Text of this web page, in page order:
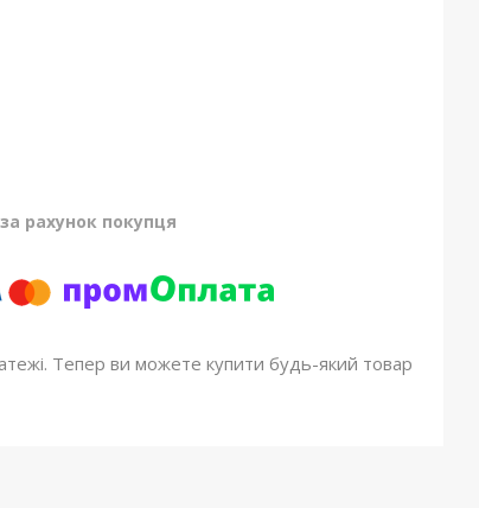
за рахунок покупця
Тепер ви можете купити будь-який товар